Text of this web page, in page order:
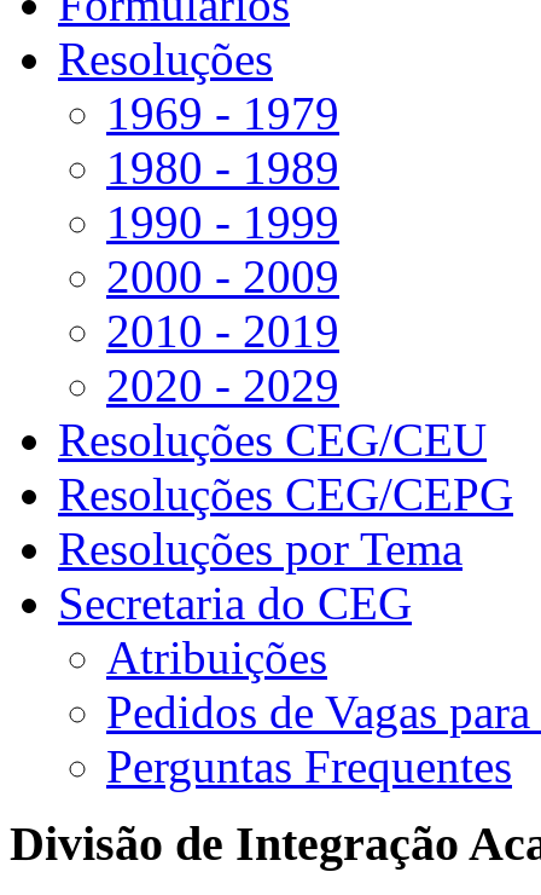
Resoluções
1969 - 1979
1980 - 1989
1990 - 1999
2000 - 2009
2010 - 2019
2020 - 2029
Resoluções CEG/CEU
Resoluções CEG/CEPG
Resoluções por Tema
Secretaria do CEG
Atribuições
Pedidos de Vagas
Perguntas Frequentes
Divisão de Integração